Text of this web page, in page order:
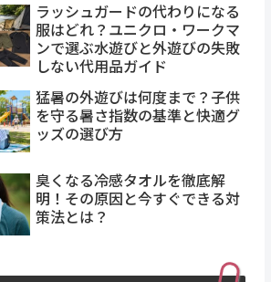
ラッシュガードの代わりになる
服はどれ？ユニクロ・ワークマ
ンで選ぶ水遊びと外遊びの失敗
しない代用品ガイド
猛暑の外遊びは何度まで？子供
を守る暑さ指数の基準と快適グ
ッズの選び方
臭くなる冷感タオルを徹底解
明！その原因と今すぐできる対
策法とは？